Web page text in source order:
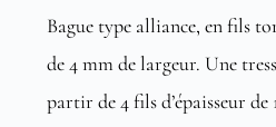
Bague type alliance, en fils
de 4 mm de largeur. Une
partir de 4 fils d’épaisseur de